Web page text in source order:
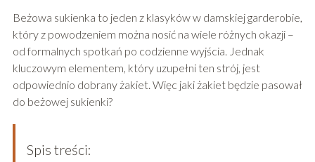
Beżowa sukienka to jeden z klasyków w damskiej garderobie,
który z powodzeniem można nosić na wiele różnych okazji –
od formalnych spotkań po codzienne wyjścia. Jednak
kluczowym elementem, który uzupełni ten strój, jest
odpowiednio dobrany żakiet. Więc jaki żakiet będzie pasował
do beżowej sukienki?
Spis treści: